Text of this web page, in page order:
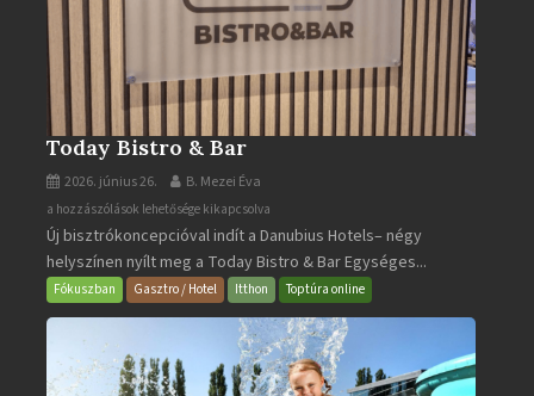
Today Bistro & Bar
2026. június 26. B. Mezei Éva
Today
Bistro
&
Bar
bejegyzéshez
a hozzászólások lehetősége kikapcsolva
Új bisztrókoncepcióval indít a Danubius Hotels– négy
helyszínen nyílt meg a Today Bistro & Bar Egységes...
Fókuszban Gasztro / Hotel Itthon Toptúra online